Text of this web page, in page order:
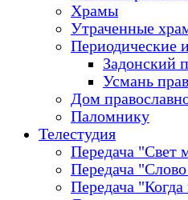
Храмы
Утраченные
Периодические
Задонский
Усмань
Дом
Паломнику
Телестудия
Передача "Свет
Передача
Передача